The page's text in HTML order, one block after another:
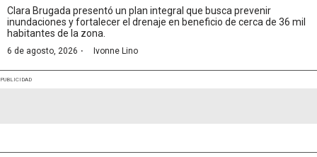
Clara Brugada presentó un plan integral que busca prevenir
inundaciones y fortalecer el drenaje en beneficio de cerca de 36 mil
habitantes de la zona.
6 de agosto, 2026 · Ivonne Lino
PUBLICIDAD